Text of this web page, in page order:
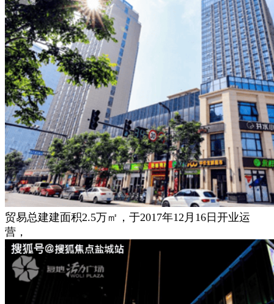
贸易总建建面积2.5万㎡，于2017年12月16日开业运
营，